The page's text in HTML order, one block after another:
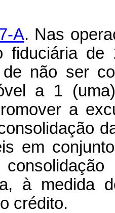
A. Nas
fiduciária
de não ser
a 1
a
em
à medida
crédito.